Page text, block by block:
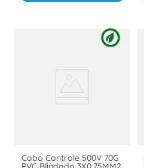
Cabo Controle 500V 70G